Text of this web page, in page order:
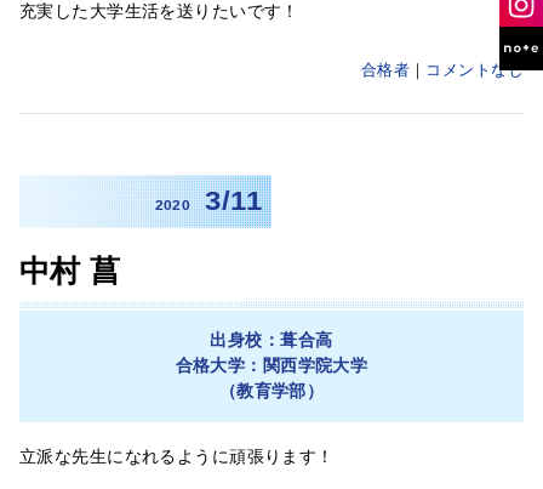
充実した大学生活を送りたいです！
合格者 コメントなし
2020 3/11
中村 菖
出身校：葺合高
合格大学：関西学院大学
（教育学部）
立派な先生になれるように頑張ります！